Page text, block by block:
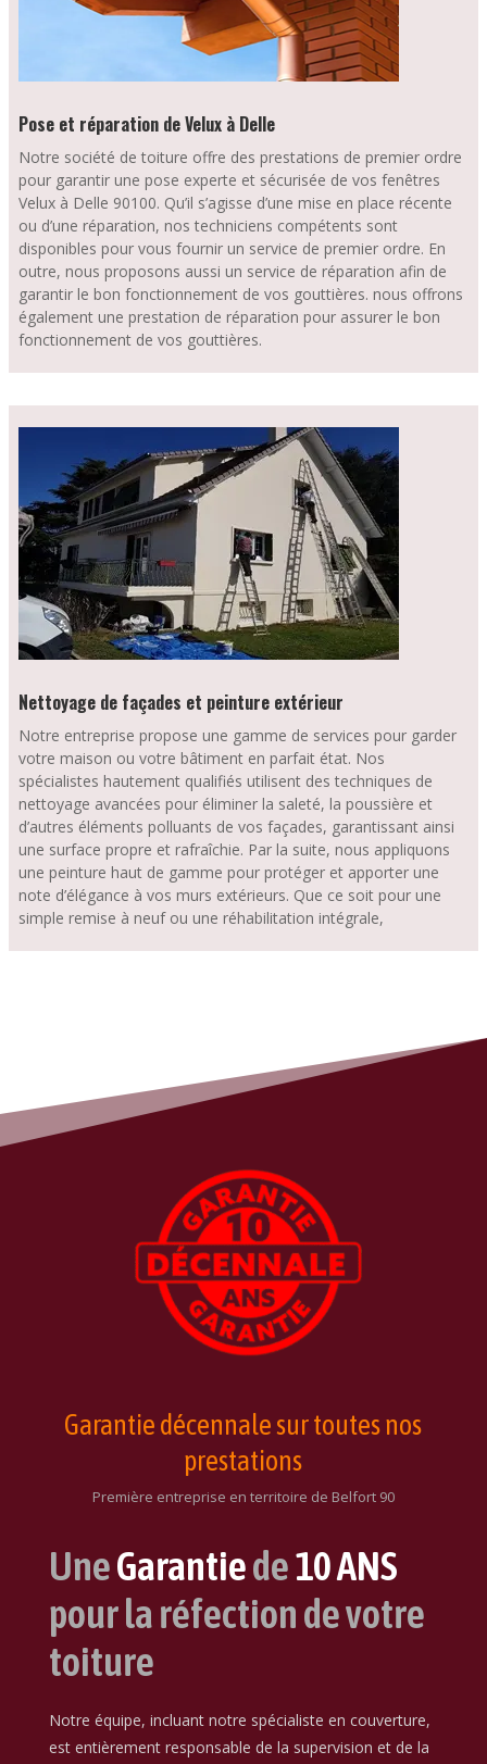
Pose et réparation de Velux à Delle
Notre société de toiture offre des prestations de premier ordre
pour garantir une pose experte et sécurisée de vos fenêtres
Velux à Delle 90100. Qu’il s’agisse d’une mise en place récente
ou d’une réparation, nos techniciens compétents sont
disponibles pour vous fournir un service de premier ordre. En
outre, nous proposons aussi un service de réparation afin de
garantir le bon fonctionnement de vos gouttières. nous offrons
également une prestation de réparation pour assurer le bon
fonctionnement de vos gouttières.
Nettoyage de façades et peinture extérieur
Notre entreprise propose une gamme de services pour garder
votre maison ou votre bâtiment en parfait état. Nos
spécialistes hautement qualifiés utilisent des techniques de
nettoyage avancées pour éliminer la saleté, la poussière et
d’autres éléments polluants de vos façades, garantissant ainsi
une surface propre et rafraîchie. Par la suite, nous appliquons
une peinture haut de gamme pour protéger et apporter une
note d’élégance à vos murs extérieurs. Que ce soit pour une
simple remise à neuf ou une réhabilitation intégrale,
Garantie décennale sur toutes nos
prestations
Première entreprise en territoire de Belfort 90
UneGarantiede10 ANS
pour la réfection de votre
toiture
Notre équipe, incluant notre spécialiste en couverture,
est entièrement responsable de la supervision et de la